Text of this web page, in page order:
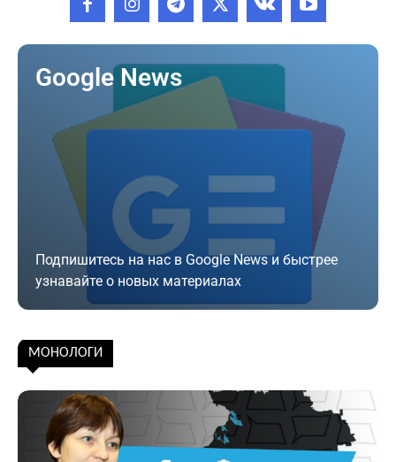
Google News
Подпишитесь на нас в Google News и быстрее
узнавайте о новых материалах
Подписаться
МОНОЛОГИ